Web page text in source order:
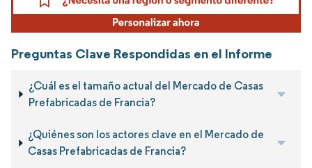
Preguntas Clave Respondidas en el Informe
¿Cuál es el tamaño actual del Mercado de Casas
Prefabricadas de Francia?
¿Quiénes son los actores clave en el Mercado de
Casas Prefabricadas de Francia?